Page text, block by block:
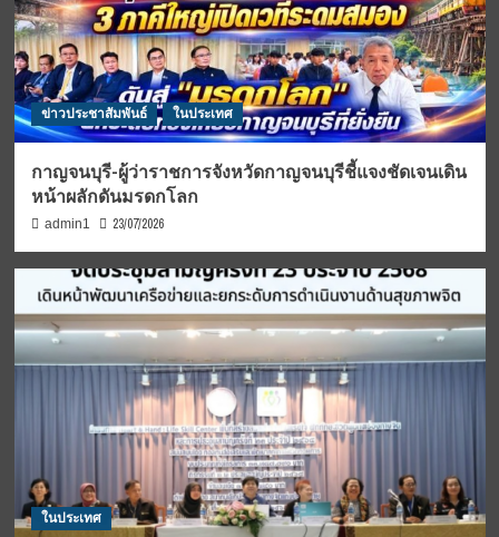
ข่าวประชาสัมพันธ์ ในประเทศ
กาญจนบุรี-ผู้ว่าราชการจังหวัดกาญจนบุรีชี้แจงชัดเจนเดิน
หน้าผลักดันมรดกโลก
admin1 23/07/2026
ในประเทศ